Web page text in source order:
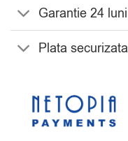
Garantie 24 luni
Plata securizata